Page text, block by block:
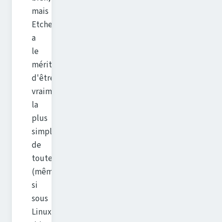
mais
Etcher
a
le
mérite
d'être
vraiment
la
plus
simple
de
toutes.
(même
si
sous
Linux,